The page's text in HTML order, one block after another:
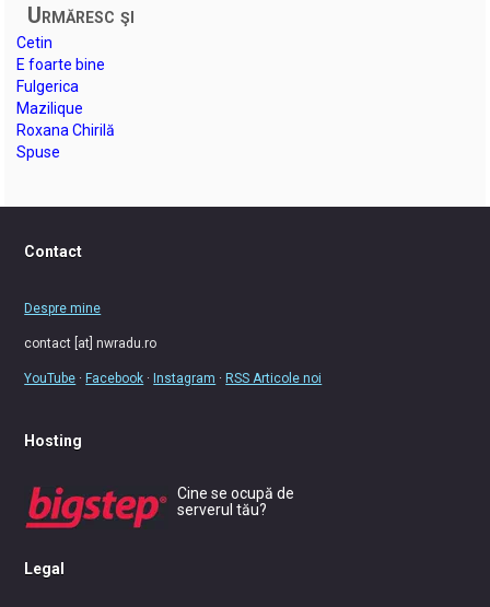
Urmăresc şi
Cetin
E foarte bine
Fulgerica
Mazilique
Roxana Chirilă
Spuse
Contact
Despre mine
contact [at] nwradu.ro
YouTube ·Facebook ·Instagram ·RSS Articole noi
Hosting
Cine se ocupă de
serverul tău?
Legal